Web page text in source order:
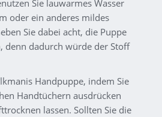
Sie lauwarmes Wasser
oder ein anderes mildes
Sie dabei acht, die Puppe
denn dadurch würde der Stoff
Handpuppe, indem Sie
Handtüchern ausdrücken
lassen. Sollten Sie die